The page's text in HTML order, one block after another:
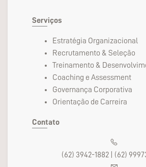
Serviços
Estratégia Organizacional
Recrutamento & Seleção
Treinamento &
Coaching e Assessment
Governança Corporativa
Orientação de Carreira
Contato
(62) 3942-1882 | (62)